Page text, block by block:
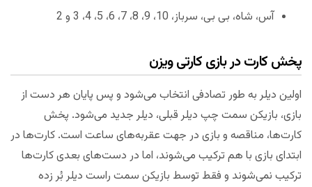
آس، شاه، بی بی، سرباز، 10، 9، 8، 7، 6، 5، 4، 3 و 2
پخش کارت در بازی کارتی ویزن
اولین دیلر به طور تصادفی انتخاب می‌شود و پس پایان هر دست از
بازی، بازیکن سمت چپ دیلر قبلی، دیلر جدید می‌شود. پخش
کارت‌ها، مناقصه و بازی در جهت عقربه‌های ساعت است. کارت‌ها در
ابتدای بازی با هم ترکیب می‌شوند، اما در دست‌های بعدی کارت‌ها
ترکیب نمی‌شوند و فقط توسط بازیکن سمت راست دیلر بُر زده